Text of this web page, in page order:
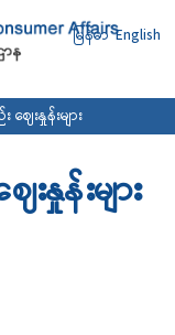
မြန်မာ English
ေးနှုန်းများ
န်းများ